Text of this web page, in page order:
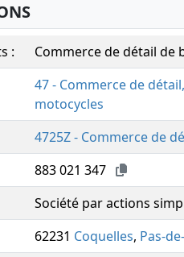
:
Commerce de détail de
47 - Commerce de
motocycles
4725Z - Commerce de
883 021 347
Société par actions
62231 Coquelles, Pas-